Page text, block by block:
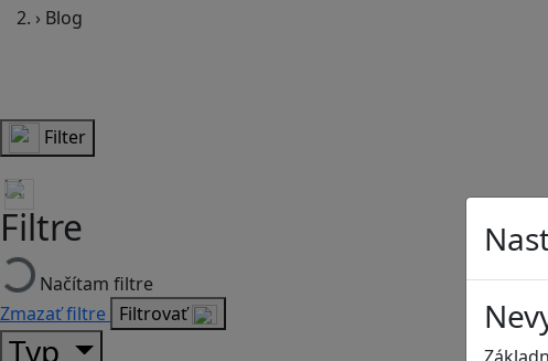
› Blog
Filter
Filtre
Načítam filtre
Zmazať filtre Filtrovať
Typ